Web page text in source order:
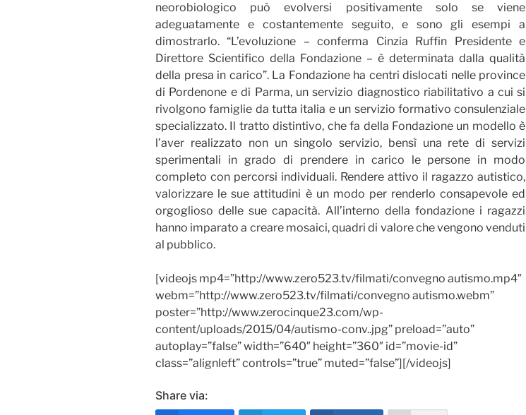
neorobiologico può evolversi positivamente solo se viene
adeguatamente e costantemente seguito, e sono gli esempi a
dimostrarlo. “L’evoluzione – conferma Cinzia Ruffin Presidente e
Direttore Scientifico della Fondazione – è determinata dalla qualità
della presa in carico”. La Fondazione ha centri dislocati nelle province
di Pordenone e di Parma, un servizio diagnostico riabilitativo a cui si
rivolgono famiglie da tutta italia e un servizio formativo consulenziale
specializzato. Il tratto distintivo, che fa della Fondazione un modello è
l’aver realizzato non un singolo servizio, bensì una rete di servizi
sperimentali in grado di prendere in carico le persone in modo
completo con percorsi individuali. Rendere attivo il ragazzo autistico,
valorizzare le sue attitudini è un modo per renderlo consapevole ed
orgoglioso delle sue capacità. All’interno della fondazione i ragazzi
hanno imparato a creare mosaici, quadri di valore che vengono venduti
al pubblico.
[videojs mp4=”http://www.zero523.tv/filmati/convegno autismo.mp4″
webm=”http://www.zero523.tv/filmati/convegno autismo.webm”
poster=”http://www.zerocinque23.com/wp-
content/uploads/2015/04/autismo-conv..jpg” preload=”auto”
autoplay=”false” width=”640″ height=”360″ id=”movie-id”
class=”alignleft” controls=”true” muted=”false”][/videojs]
Share via: